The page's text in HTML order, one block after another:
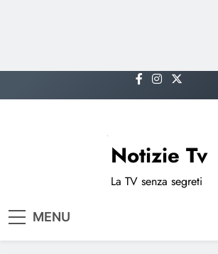
to
Notizie Tv
La TV senza segreti
MENU